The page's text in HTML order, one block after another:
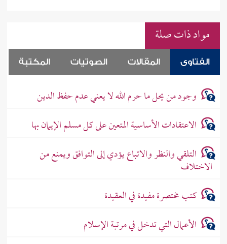
مواد ذات صلة
الفتاوى المقالات الصوتيات المكتبة
وجود من يحل ما حرم الله لا يعني عدم حفظ الدين
الاعتقادات الأساسية المتعين على كل مسلم الإيمان بها
التلقي والنظر والاتباع يؤدي إلى التوافق ويمنع من
الاختلاف
كتب مختصرة مفيدة في العقيدة
الأعمال التي تدخل في مرتبة الإسلام